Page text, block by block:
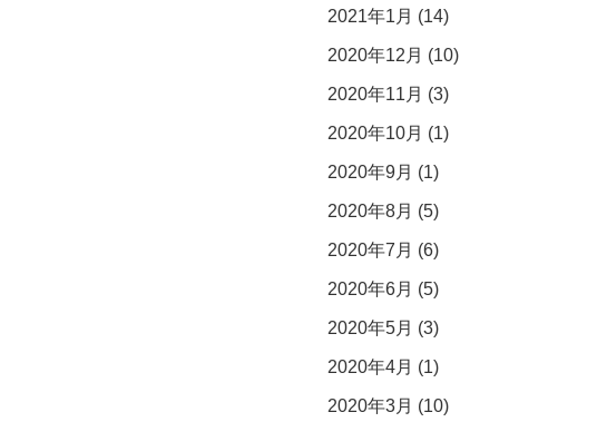
2021年1月 (14)
2020年12月 (10)
2020年11月 (3)
2020年10月 (1)
2020年9月 (1)
2020年8月 (5)
2020年7月 (6)
2020年6月 (5)
2020年5月 (3)
2020年4月 (1)
2020年3月 (10)